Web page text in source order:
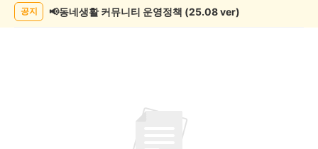
록
공지 📢동네생활 커뮤니티 운영정책 (25.08 ver)